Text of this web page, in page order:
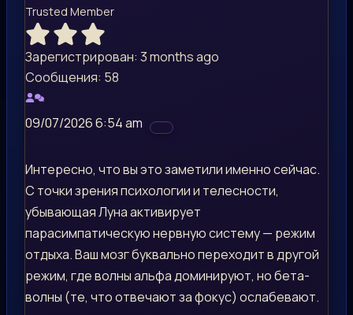
Trusted Member
Зарегистрирован: 3 months ago
Сообщения: 58
09/07/2026 6:54 am
Интересно, что вы это заметили именно сейчас.
С точки зрения психологии и телесности,
убывающая Луна активирует
парасимпатическую нервную систему — режим
отдыха. Ваш мозг буквально переходит в другой
режим, где волны альфа доминируют, но бета-
волны (те, что отвечают за фокус) ослабевают.